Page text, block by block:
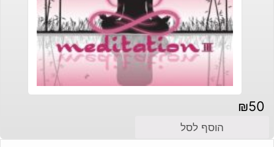
₪50
הוסף לסל